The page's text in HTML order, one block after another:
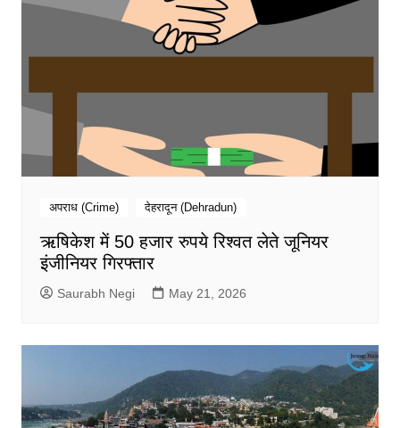
अपराध (Crime) देहरादून (Dehradun)
ऋषिकेश में 50 हजार रुपये रिश्वत लेते जूनियर
इंजीनियर गिरफ्तार
Saurabh Negi May 21, 2026